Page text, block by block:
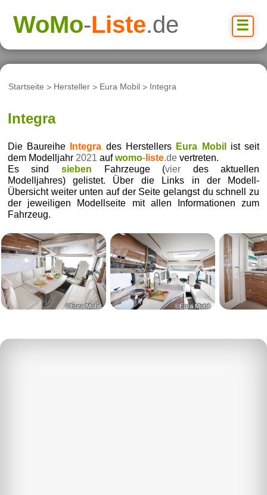
☰
WoMo-Liste.de
Startseite > Hersteller > Eura Mobil > Integra
Integra
Die Baureihe Integra des Herstellers Eura Mobil
ist seit
dem Modelljahr 2021 aufwomo-liste.devertreten.
Es sind sieben Fahrzeuge (vier des aktuellen
Modelljahres) gelistet. Über die Links in der Modell-
Übersicht weiter unten auf der Seite gelangst du schnell zu
der jeweiligen Modellseite mit allen Informationen zum
Fahrzeug.
©Eura Mobil ©Eura Mobil